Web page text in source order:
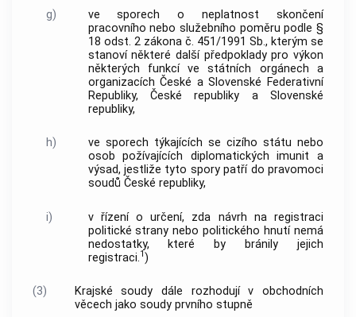
g)
ve sporech o neplatnost skončení
pracovního nebo služebního poměru podle §
18 odst. 2 zákona č. 451/1991 Sb., kterým se
stanoví některé další předpoklady pro výkon
některých funkcí ve státních orgánech a
organizacích České a Slovenské Federativní
Republiky, České republiky a Slovenské
republiky,
h)
ve sporech týkajících se cizího státu nebo
osob požívajících diplomatických imunit a
výsad, jestliže tyto spory patří do pravomoci
soudů České republiky,
i)
v řízení o určení, zda návrh na registraci
politické strany nebo politického hnutí nemá
nedostatky, které by bránily jejich
registraci.1)
(3)
Krajské soudy dále rozhodují v obchodních
věcech jako soudy prvního stupně